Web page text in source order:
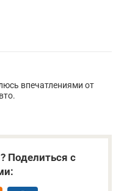
впечатлениями от
Поделиться с